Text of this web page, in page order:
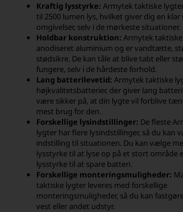
Kraftig lysstyrke:Armytek taktiske
til 2500 lumen lys, hvilket giver dig en klar
omgivelser, selv i de mørkeste situationer.
Holdbar konstruktion: Armytek
anodiseret aluminium og er vandtætte,
stødsikre. De kan tåle at blive tabt eller
fungere, selv i de hårdeste forhold.
Lang batterilevetid: Armytek taktiske
højkvalitetsbatterier, der giver lang
være sikker på, at din lygte vil forblive
mest brug for den.
Forskellige lysindstillinger: De fleste
lygter har flere lysindstillinger, så du kan
indstilling til situationen. Du kan vælge
lysstyrke til at lyse op på et stort område
lysstyrke til at spare batteri.
Forskellige monteringsmuligheder:
taktiske lygter leveres med forskellige
monteringsmuligheder, så du kan
vest eller andet udstyr.